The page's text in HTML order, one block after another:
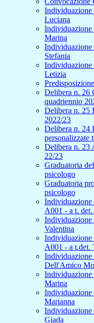
Individuazione
Luciana
Individuazione
Marina
Individuazione
Stefania
Individuazione
Letizia
Delibera n. 26
quadriennio
Delibera n. 25
2022/23
Delibera n. 24
personalizzate
Delibera n. 23
22/23
Graduatoria
psicologo
Graduatoria
psicologo
Individuazione
A001 - a t.
Individuazione
Valentina
Individuazione
A001 - a t.det.
Individuazione
Dell'Amico
Individuazione
Marina
Individuazione
Marianna
Individuazione
Giada